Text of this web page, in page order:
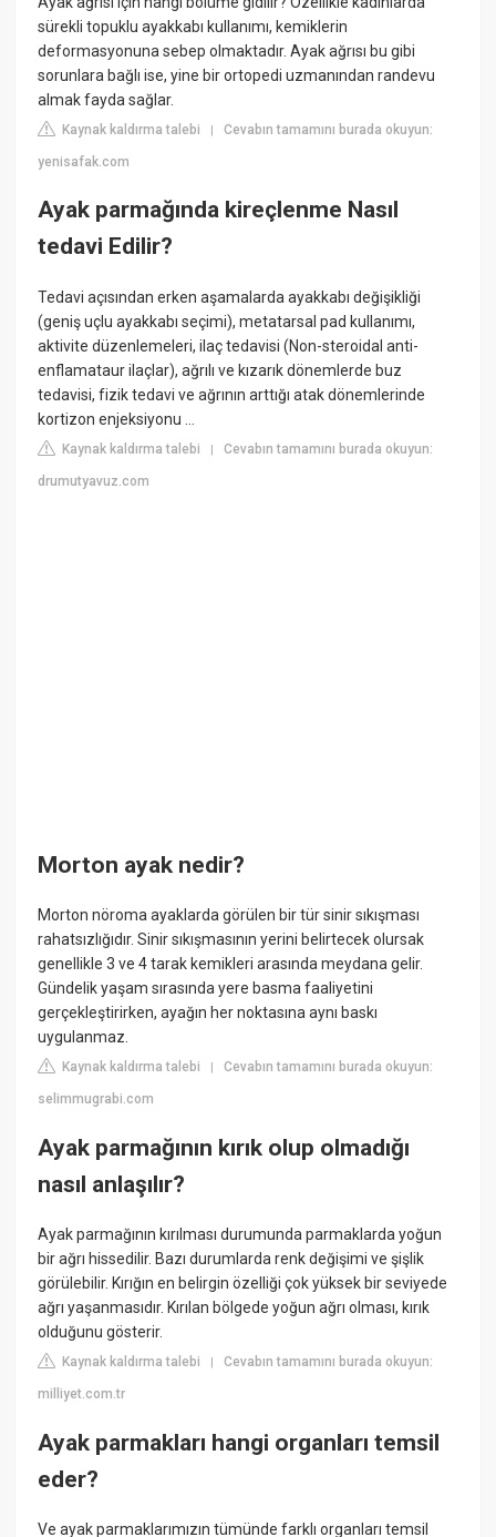
sürekli topuklu ayakkabı kullanımı, kemiklerin
deformasyonuna sebep olmaktadır. Ayak ağrısı bu gibi
sorunlara bağlı ise, yine bir ortopedi uzmanından randevu
almak fayda sağlar.
Kaynak kaldırma talebi |Cevabın tamamını burada okuyun:
yenisafak.com
Ayak parmağında kireçlenme Nasıl
tedavi Edilir?
Tedavi açısından erken aşamalarda ayakkabı değişikliği
(geniş uçlu ayakkabı seçimi), metatarsal pad kullanımı,
aktivite düzenlemeleri, ilaç tedavisi (Non-steroidal anti-
enflamataur ilaçlar), ağrılı ve kızarık dönemlerde buz
tedavisi, fizik tedavi ve ağrının arttığı atak dönemlerinde
kortizon enjeksiyonu ...
Kaynak kaldırma talebi |Cevabın tamamını burada okuyun:
drumutyavuz.com
Morton ayak nedir?
Morton nöroma ayaklarda görülen bir tür sinir sıkışması
rahatsızlığıdır. Sinir sıkışmasının yerini belirtecek olursak
genellikle 3 ve 4 tarak kemikleri arasında meydana gelir.
Gündelik yaşam sırasında yere basma faaliyetini
gerçekleştirirken, ayağın her noktasına aynı baskı
uygulanmaz.
Kaynak kaldırma talebi |Cevabın tamamını burada okuyun:
selimmugrabi.com
Ayak parmağının kırık olup olmadığı
nasıl anlaşılır?
Ayak parmağının kırılması durumunda parmaklarda yoğun
bir ağrı hissedilir. Bazı durumlarda renk değişimi ve şişlik
görülebilir. Kırığın en belirgin özelliği çok yüksek bir seviyede
ağrı yaşanmasıdır. Kırılan bölgede yoğun ağrı olması, kırık
olduğunu gösterir.
Kaynak kaldırma talebi |Cevabın tamamını burada okuyun:
milliyet.com.tr
Ayak parmakları hangi organları temsil
eder?
Ve ayak parmaklarımızın tümünde farklı organları temsil